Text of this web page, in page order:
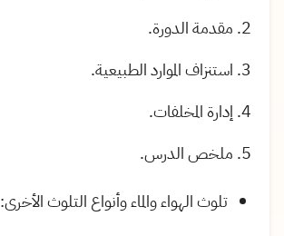
مقدمة الدورة.
استنزاف الموارد الطبيعية.
إدارة المخلفات.
ملخص الدرس.
تلوث الهواء والماء وأنواع التلوث الأخرى: